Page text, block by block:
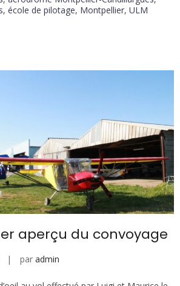
, école de pilotage, Montpellier, ULM
aperçu du convoyage
par admin